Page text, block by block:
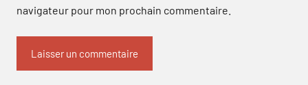
navigateur pour mon prochain commentaire.